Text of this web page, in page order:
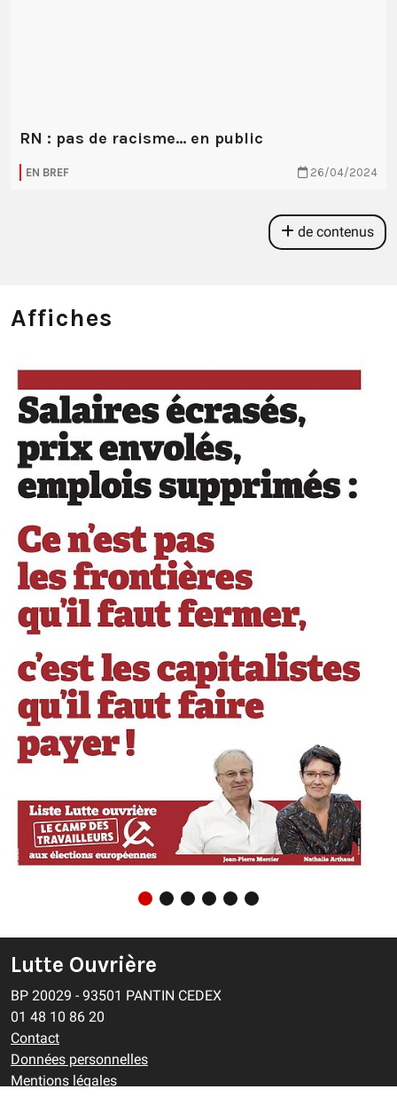
RN : pas de racisme... en public
EN BREF 26/04/2024
de contenus
Affiches
Lutte Ouvrière
BP 20029 - 93501 PANTIN CEDEX
01 48 10 86 20
Contact
Données personnelles
Mentions légales